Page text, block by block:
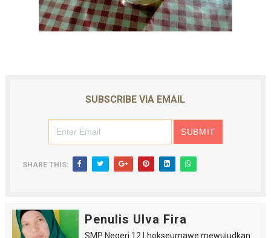
SUBSCRIBE VIA EMAIL
SHARE THIS:
Penulis Ulva Fira
SMP Negeri 12 Lhokseumawe mewujudkan